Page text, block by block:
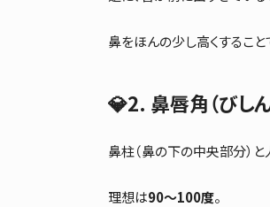
鼻をほんの少し高くすること
💎2. 鼻唇角（びし
鼻柱（鼻の下の中央部分）と
理想は90〜100度。